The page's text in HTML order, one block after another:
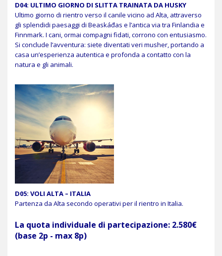
D04: ULTIMO GIORNO DI SLITTA TRAINATA DA HUSKY
Ultimo giorno di rientro verso il canile vicino ad Alta, attraverso
gli splendidi paesaggi di Beaskáđas e l’antica via tra Finlandia e
Finnmark. I cani, ormai compagni fidati, corrono con entusiasmo.
Si conclude l’avventura: siete diventati veri musher, portando a
casa un’esperienza autentica e profonda a contatto con la
natura e gli animali.
D05: VOLI ALTA – ITALIA
Partenza da Alta secondo operativi per il rientro in Italia.
La quota individuale di partecipazione: 2.580€
(base 2p - max 8p)